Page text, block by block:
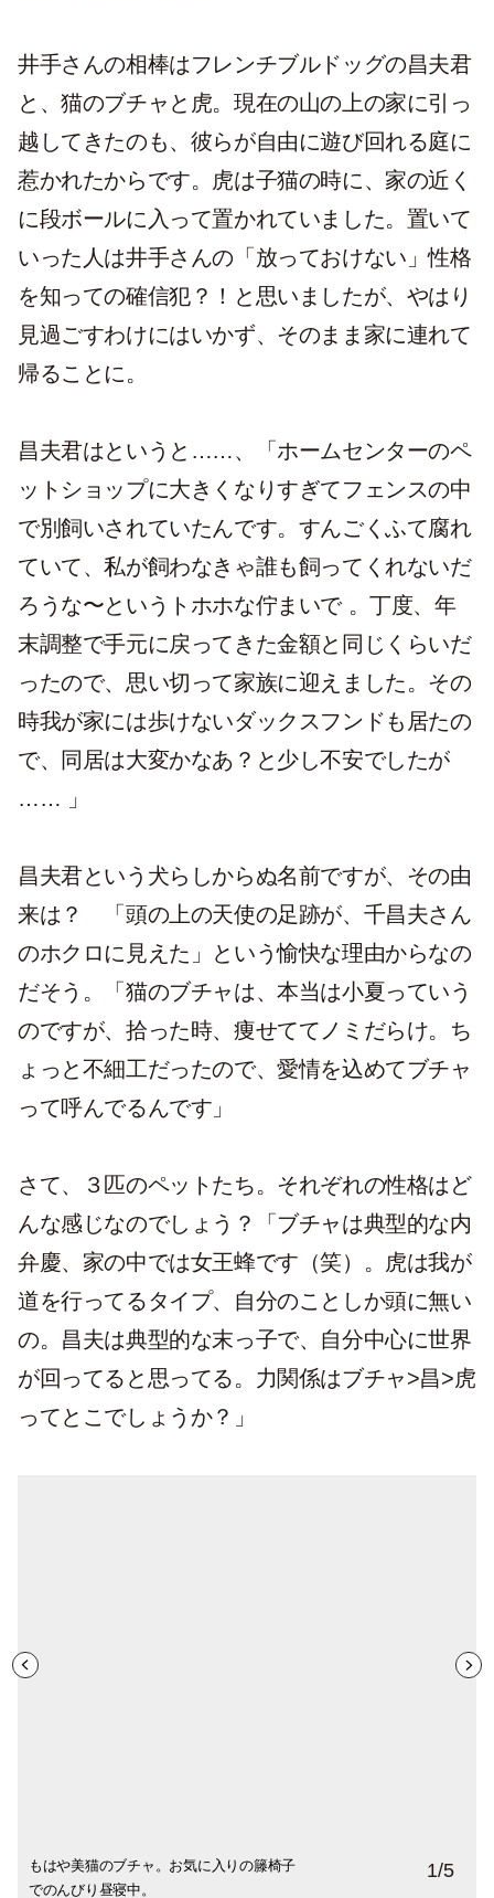
井手さんの相棒はフレンチブルドッグの昌夫君
と、猫のブチャと虎。現在の山の上の家に引っ
越してきたのも、彼らが自由に遊び回れる庭に
惹かれたからです。虎は子猫の時に、家の近く
に段ボールに入って置かれていました。置いて
いった人は井手さんの「放っておけない」性格
を知っての確信犯？！と思いましたが、やはり
見過ごすわけにはいかず、そのまま家に連れて
帰ることに。
昌夫君はというと……、「ホームセンターのペ
ットショップに大きくなりすぎてフェンスの中
で別飼いされていたんです。すんごくふて腐れ
ていて、私が飼わなきゃ誰も飼ってくれないだ
ろうな〜というトホホな佇まいで 。丁度、年
末調整で手元に戻ってきた金額と同じくらいだ
ったので、思い切って家族に迎えました。その
時我が家には歩けないダックスフンドも居たの
で、同居は大変かなあ？と少し不安でしたが
…… 」
昌夫君という犬らしからぬ名前ですが、その由
来は？ 「頭の上の天使の足跡が、千昌夫さん
のホクロに見えた」という愉快な理由からなの
だそう。「猫のブチャは、本当は小夏っていう
のですが、拾った時、痩せててノミだらけ。ち
ょっと不細工だったので、愛情を込めてブチャ
って呼んでるんです」
さて、３匹のペットたち。それぞれの性格はど
んな感じなのでしょう？「ブチャは典型的な内
弁慶、家の中では女王蜂です（笑）。虎は我が
道を行ってるタイプ、自分のことしか頭に無い
の。昌夫は典型的な末っ子で、自分中心に世界
が回ってると思ってる。力関係はブチャ>昌>虎
ってとこでしょうか？」
もはや美猫のブチャ。お気に入りの籐椅子
でのんびり昼寝中。
家と庭を自由に行き来する昌夫君。 1/5